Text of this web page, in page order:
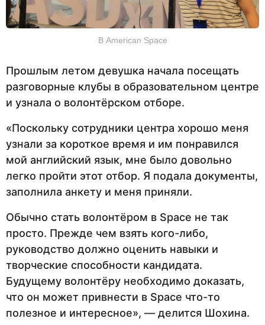
В American Space
Прошлым летом девушка начала посещать
разговорные клубы в образовательном центре
и узнала о волонтёрском отборе.
«Поскольку сотрудники центра хорошо меня
узнали за короткое время и им понравился
мой английский язык, мне было довольно
легко пройти этот отбор. Я подала документы,
заполнила анкету и меня приняли.
Обычно стать волонтёром в Space не так
просто. Прежде чем взять кого-либо,
руководство должно оценить навыки и
творческие способности кандидата.
Будущему волонтёру необходимо доказать,
что он может привнести в Space что-то
полезное и интересное», — делится Шохина.